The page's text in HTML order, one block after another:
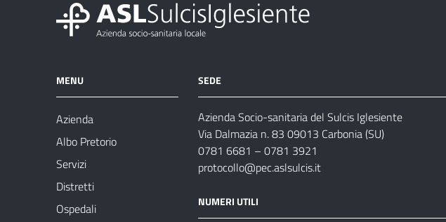
MENU
Azienda
Albo Pretorio
Servizi
Distretti
Ospedali
SEDE
Azienda Socio-sanitaria del Sulcis Iglesiente
Via Dalmazia n. 83 09013 Carbonia (SU)
0781 6681 – 0781 3921
protocollo@pec.aslsulcis.it
NUMERI UTILI